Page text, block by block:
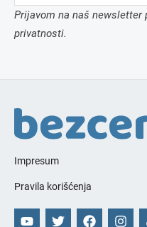
Prijavom na naš newsletter
privatnosti.
Impresum
Pravila korišćenja